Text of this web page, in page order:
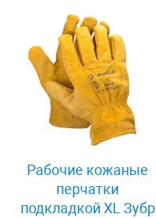
Рабочие кожаные
перчатки
подкладкой XL Зубр